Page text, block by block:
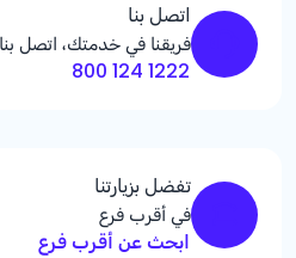
اتصل بنا
فريقنا في خدمتك، اتصل
1222 124 800
تفضل بزيارتنا
في أقرب فرع
ابحث عن أقرب فرع